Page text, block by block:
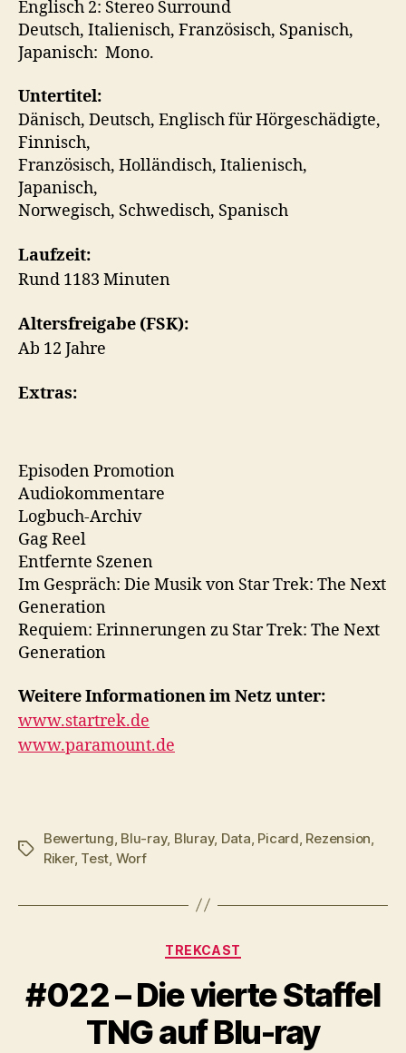
Englisch 2: Stereo Surround
Deutsch, Italienisch, Französisch, Spanisch,
Japanisch: Mono.
Untertitel:
Dänisch, Deutsch, Englisch für Hörgeschädigte,
Finnisch,
Französisch, Holländisch, Italienisch,
Japanisch,
Norwegisch, Schwedisch, Spanisch
Laufzeit:
Rund 1183 Minuten
Altersfreigabe (FSK):
Ab 12 Jahre
Extras:
Episoden Promotion
Audiokommentare
Logbuch-Archiv
Gag Reel
Entfernte Szenen
Im Gespräch: Die Musik von Star Trek: The Next
Generation
Requiem: Erinnerungen zu Star Trek: The Next
Generation
Weitere Informationen im Netz unter:
www.startrek.de
www.paramount.de
Schlagwörter
Bewertung Blu-ray, Bluray, Data Picard Rezension
Riker, Test Worf
Kategorien
TREKCAST
#022 – Die vierte Staffel
TNG auf Blu-ray